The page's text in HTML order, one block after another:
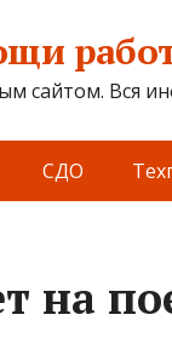
сайтом. Вся
СДО
на